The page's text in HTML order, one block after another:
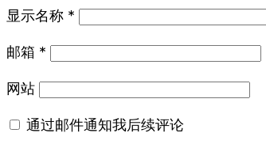
显示名称 *
邮箱 *
网站
通过邮件通知我后续评论